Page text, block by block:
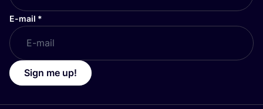
E-mail *
Sign me up!